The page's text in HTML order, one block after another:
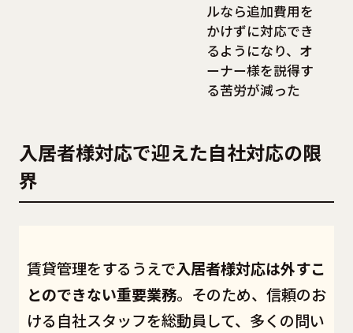
ルなら追加費用を
かけずに対応でき
るようになり、オ
ーナー様を説得す
る苦労が減った
入居者様対応で迎えた自社対応の限
界
賃貸管理をするうえで入居者様対応は外すこ
とのできない重要業務。そのため、信頼のお
ける自社スタッフを総動員して、多くの問い